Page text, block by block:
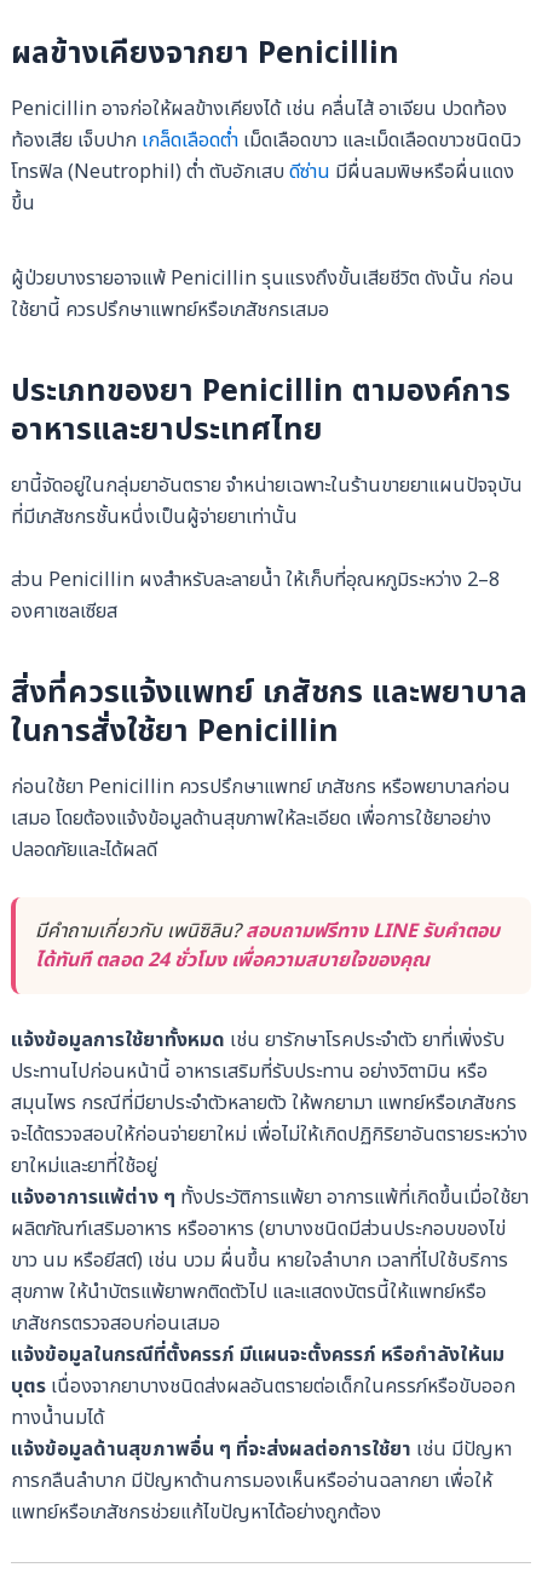
ผลข้างเคียงจากยา Penicillin
Penicillin อาจก่อให้ผลข้างเคียงได้ เช่น คลื่นไส้ อาเจียน ปวดท้อง
ท้องเสีย เจ็บปาก เกล็ดเลือดต่ำเม็ดเลือดขาว และเม็ดเลือดขาวชนิดนิว
โทรฟิล (Neutrophil) ต่ำ ตับอักเสบ ดีซ่าน มีผื่นลมพิษหรือผื่นแดง
ขึ้น
ผู้ป่วยบางรายอาจแพ้ Penicillin รุนแรงถึงขั้นเสียชีวิต ดังนั้น ก่อน
ใช้ยานี้ ควรปรึกษาแพทย์หรือเภสัชกรเสมอ
ประเภทของยา Penicillin ตามองค์การ
อาหารและยาประเทศไทย
ยานี้จัดอยู่ในกลุ่มยาอันตราย จำหน่ายเฉพาะในร้านขายยาแผนปัจจุบัน
ที่มีเภสัชกรชั้นหนึ่งเป็นผู้จ่ายยาเท่านั้น
ส่วน Penicillin ผงสำหรับละลายน้ำ ให้เก็บที่อุณหภูมิระหว่าง 2–8
องศาเซลเซียส
สิ่งที่ควรแจ้งแพทย์ เภสัชกร และพยาบาล
ในการสั่งใช้ยา Penicillin
ก่อนใช้ยา Penicillin ควรปรึกษาแพทย์ เภสัชกร หรือพยาบาลก่อน
เสมอ โดยต้องแจ้งข้อมูลด้านสุขภาพให้ละเอียด เพื่อการใช้ยาอย่าง
ปลอดภัยและได้ผลดี
มีคำถามเกี่ยวกับ เพนิซิลิน?สอบถามฟรีทาง LINE รับคำตอบ
ได้ทันที ตลอด 24 ชั่วโมง เพื่อความสบายใจของคุณ
แจ้งข้อมูลการใช้ยาทั้งหมด เช่น ยารักษาโรคประจำตัว ยาที่เพิ่งรับ
ประทานไปก่อนหน้านี้ อาหารเสริมที่รับประทาน อย่างวิตามิน หรือ
สมุนไพร กรณีที่มียาประจำตัวหลายตัว ให้พกยามา แพทย์หรือเภสัชกร
จะได้ตรวจสอบให้ก่อนจ่ายยาใหม่ เพื่อไม่ให้เกิดปฏิกิริยาอันตรายระหว่าง
ยาใหม่และยาที่ใช้อยู่
แจ้งอาการแพ้ต่าง ๆ ทั้งประวัติการแพ้ยา อาการแพ้ที่เกิดขึ้นเมื่อใช้ยา
ผลิตภัณฑ์เสริมอาหาร หรืออาหาร (ยาบางชนิดมีส่วนประกอบของไข่
ขาว นม หรือยีสต์) เช่น บวม ผื่นขึ้น หายใจลำบาก เวลาที่ไปใช้บริการ
สุขภาพ ให้นำบัตรแพ้ยาพกติดตัวไป และแสดงบัตรนี้ให้แพทย์หรือ
เภสัชกรตรวจสอบก่อนเสมอ
แจ้งข้อมูลในกรณีที่ตั้งครรภ์ มีแผนจะตั้งครรภ์ หรือกำลังให้นม
บุตรเนื่องจากยาบางชนิดส่งผลอันตรายต่อเด็กในครรภ์หรือขับออก
ทางน้ำนมได้
แจ้งข้อมูลด้านสุขภาพอื่น ๆ ที่จะส่งผลต่อการใช้ยา เช่น มีปัญหา
การกลืนลำบาก มีปัญหาด้านการมองเห็นหรืออ่านฉลากยา เพื่อให้
แพทย์หรือเภสัชกรช่วยแก้ไขปัญหาได้อย่างถูกต้อง